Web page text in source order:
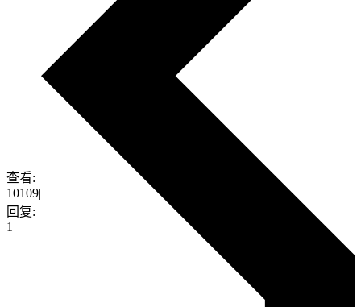
查看:
10109|
回复:
1